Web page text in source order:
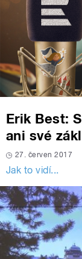
Erik Best:
ani své
27. červen 2017
Jak to vidí...